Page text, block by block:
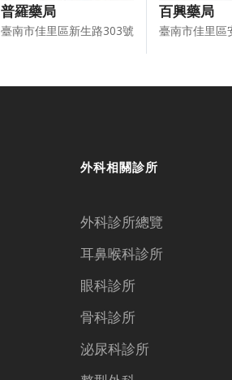
普羅藥局
臺南市佳里區新生路303號
百興藥局
外科相關診所
外科診所總覽
耳鼻喉科診所
眼科診所
骨科診所
泌尿科診所